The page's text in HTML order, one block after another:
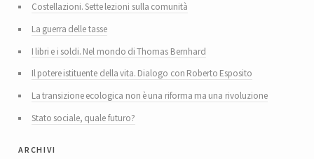
Costellazioni. Sette lezioni sulla comunità
La guerra delle tasse
I libri e i soldi. Nel mondo di Thomas Bernhard
Il potere istituente della vita. Dialogo con Roberto Esposito
La transizione ecologica non è una riforma ma una rivoluzione
Stato sociale, quale futuro?
archivi